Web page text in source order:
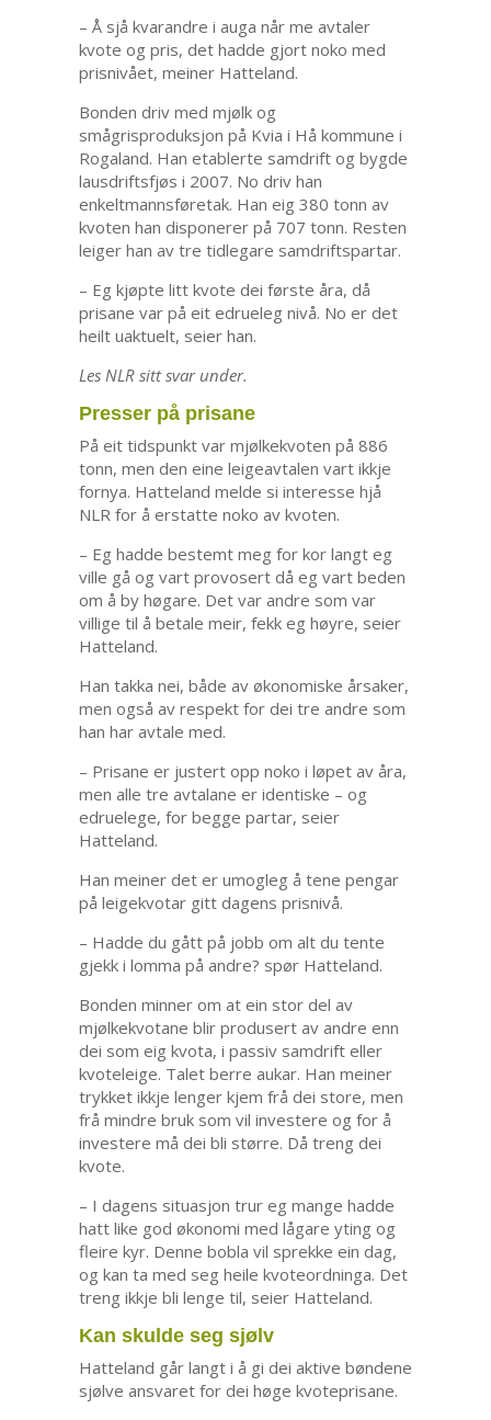
– Å sjå kvarandre i auga når me avtaler
kvote og pris, det hadde gjort noko med
prisnivået, meiner Hatteland.
Bonden driv med mjølk og
smågrisproduksjon på Kvia i Hå kommune i
Rogaland. Han etablerte samdrift og bygde
lausdriftsfjøs i 2007. No driv han
enkeltmannsføretak. Han eig 380 tonn av
kvoten han disponerer på 707 tonn. Resten
leiger han av tre tidlegare samdriftspartar.
– Eg kjøpte litt kvote dei første åra, då
prisane var på eit edrueleg nivå. No er det
heilt uaktuelt, seier han.
Les NLR sitt svar under.
Presser på prisane
På eit tidspunkt var mjølkekvoten på 886
tonn, men den eine leigeavtalen vart ikkje
fornya. Hatteland melde si interesse hjå
NLR for å erstatte noko av kvoten.
– Eg hadde bestemt meg for kor langt eg
ville gå og vart provosert då eg vart beden
om å by høgare. Det var andre som var
villige til å betale meir, fekk eg høyre, seier
Hatteland.
Han takka nei, både av økonomiske årsaker,
men også av respekt for dei tre andre som
han har avtale med.
– Prisane er justert opp noko i løpet av åra,
men alle tre avtalane er identiske – og
edruelege, for begge partar, seier
Hatteland.
Han meiner det er umogleg å tene pengar
på leigekvotar gitt dagens prisnivå.
– Hadde du gått på jobb om alt du tente
gjekk i lomma på andre? spør Hatteland.
Bonden minner om at ein stor del av
mjølkekvotane blir produsert av andre enn
dei som eig kvota, i passiv samdrift eller
kvoteleige. Talet berre aukar. Han meiner
trykket ikkje lenger kjem frå dei store, men
frå mindre bruk som vil investere og for å
investere må dei bli større. Då treng dei
kvote.
– I dagens situasjon trur eg mange hadde
hatt like god økonomi med lågare yting og
fleire kyr. Denne bobla vil sprekke ein dag,
og kan ta med seg heile kvoteordninga. Det
treng ikkje bli lenge til, seier Hatteland.
Kan skulde seg sjølv
Hatteland går langt i å gi dei aktive bøndene
sjølve ansvaret for dei høge kvoteprisane.